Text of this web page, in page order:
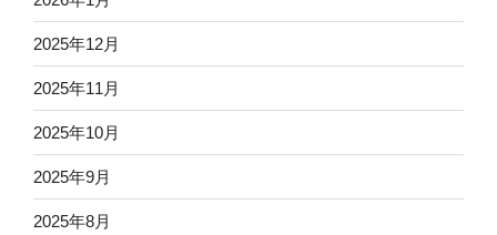
2025年12月
2025年11月
2025年10月
2025年9月
2025年8月